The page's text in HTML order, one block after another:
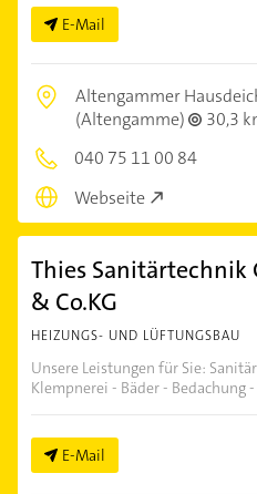
E-Mail
Altengammer
(Altengamme)
30,3
040 75 11 00 84
Webseite
Thies Sanitärtechnik
& Co.KG
HEIZUNGS- UND LÜFTUNGSBAU
Unsere Leistungen für Sie:
Klempnerei - Bäder - Bedachung -
E-Mail